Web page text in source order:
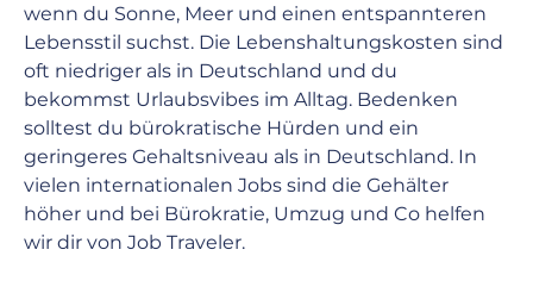
wenn du Sonne, Meer und einen entspannteren
Lebensstil suchst. Die Lebenshaltungskosten sind
oft niedriger als in Deutschland und du
bekommst Urlaubsvibes im Alltag. Bedenken
solltest du bürokratische Hürden und ein
geringeres Gehaltsniveau als in Deutschland. In
vielen internationalen Jobs sind die Gehälter
höher und bei Bürokratie, Umzug und Co helfen
wir dir von Job Traveler.